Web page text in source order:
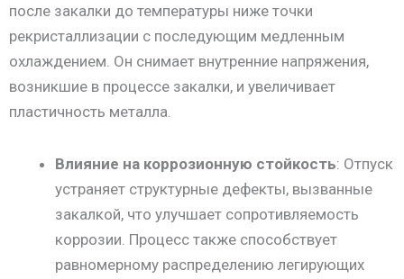
после закалки до температуры ниже точки
рекристаллизации с последующим медленным
охлаждением. Он снимает внутренние напряжения,
возникшие в процессе закалки, и увеличивает
пластичность металла.
Влияние на коррозионную стойкость: Отпуск
устраняет структурные дефекты, вызванные
закалкой, что улучшает сопротивляемость
коррозии. Процесс также способствует
равномерному распределению легирующих